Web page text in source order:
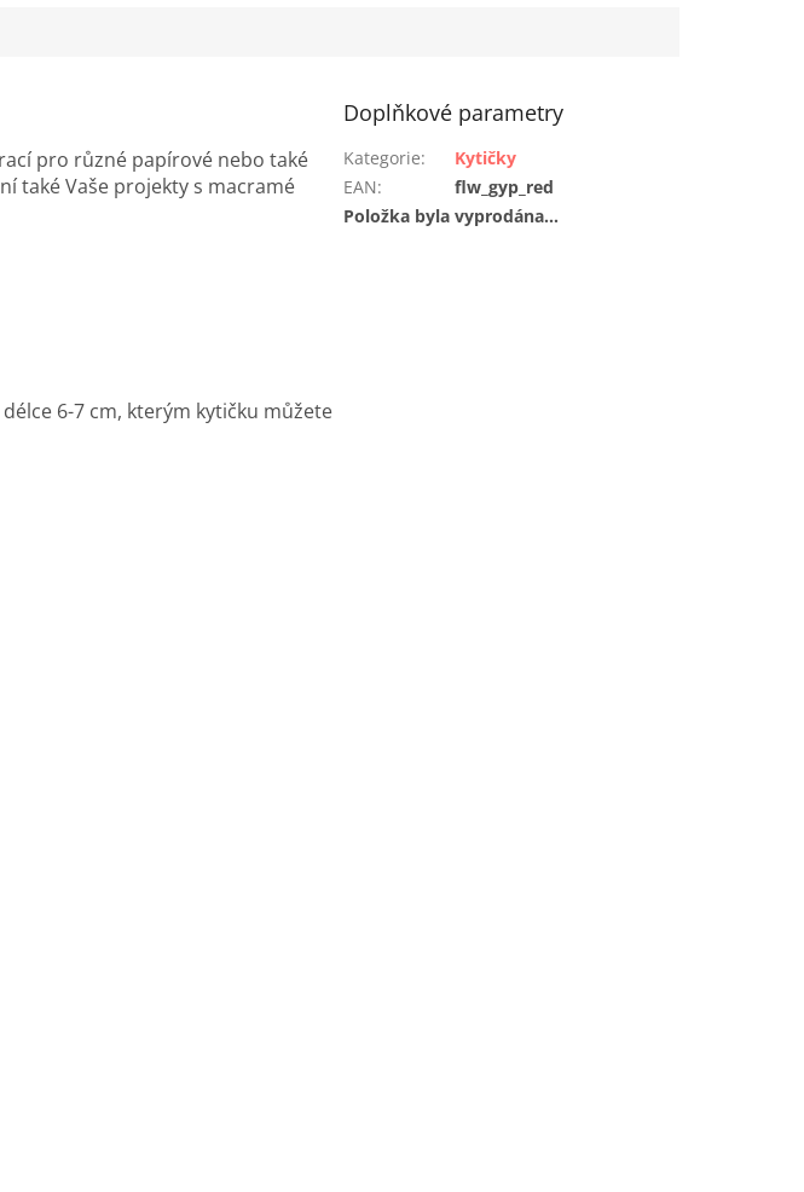
pro různé papírové nebo také
také Vaše projekty s macramé
6-7 cm, kterým kytičku můžete
Doplňkové parametry
Kategorie:
Kytičky
EAN:
flw_gyp_red
Položka byla vyprodána…